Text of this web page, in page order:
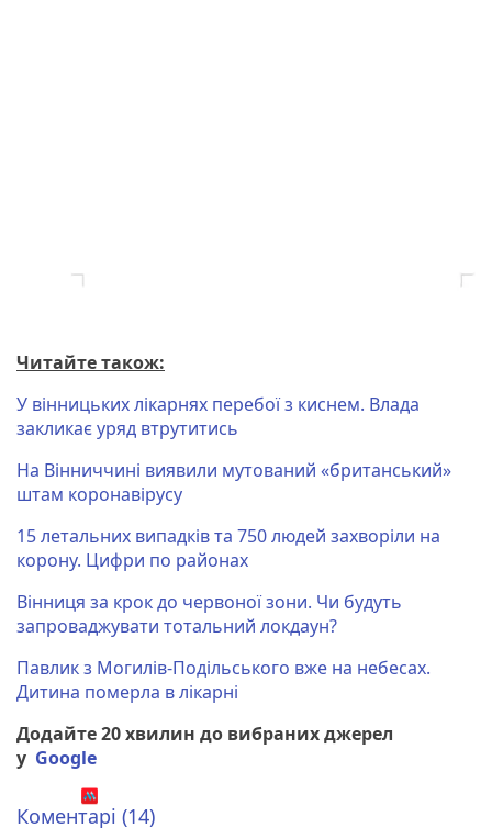
Читайте також:
У вінницьких лікарнях перебої з киснем. Влада
закликає уряд втрутитись
На Вінниччині виявили мутований «британський»
штам коронавірусу
15 летальних випадків та 750 людей захворіли на
корону. Цифри по районах
Вінниця за крок до червоної зони. Чи будуть
запроваджувати тотальний локдаун?
Павлик з Могилів-Подільського вже на небесах.
Дитина померла в лікарні
Додайте 20 хвилин до вибраних джерел
у Google
Коментарі (14)